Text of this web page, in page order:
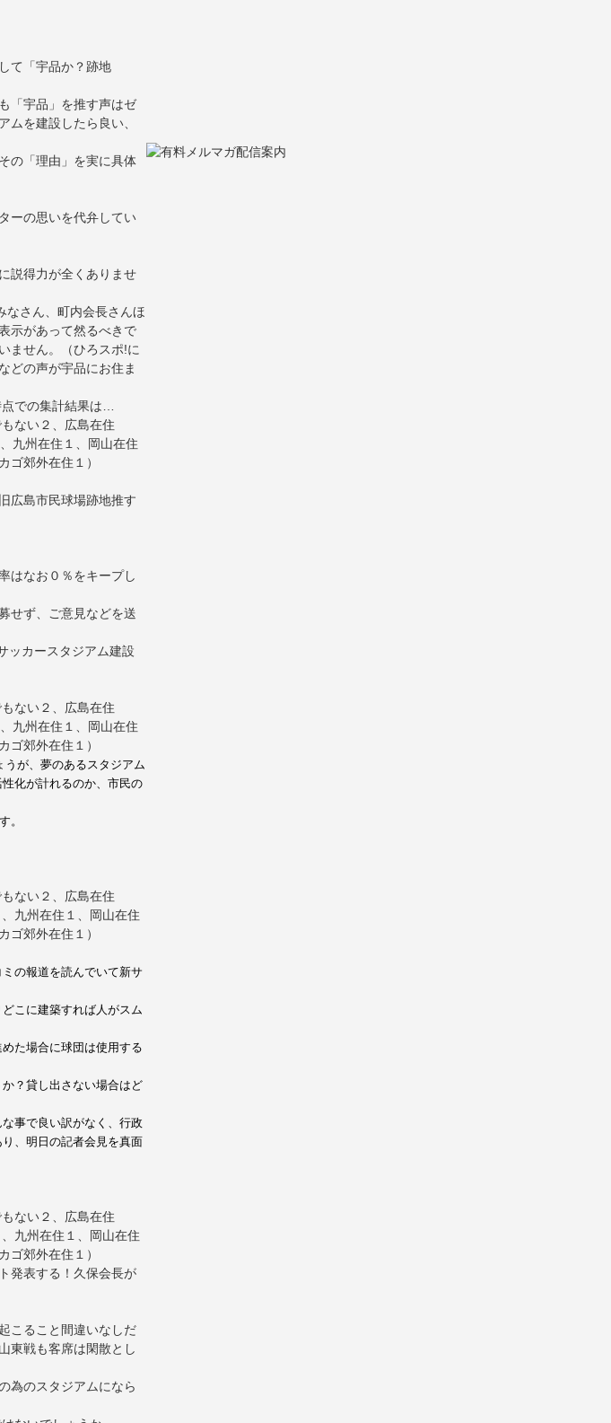
て「宇品か？跡地
「宇品」を推す声はゼ
ムを建設したら良い、
の「理由」を実に具体
ーの思いを代弁してい
説得力が全くありませ
なさん、町内会長さんほ
示があって然るべきで
ません。（ひろスポ!に
どの声が宇品にお住ま
での集計結果は…
ない２、広島在住
九州在住１、岡山在住
ゴ郊外在住１）
広島市民球場跡地推す
はなお０％をキープし
せず、ご意見などを送
ッカースタジアム建設
ない２、広島在住
九州在住１、岡山在住
ゴ郊外在住１）
が、夢のあるスタジアム
化が計れるのか、市民の
。
ない２、広島在住
九州在住１、岡山在住
ゴ郊外在住１）
の報道を読んでいて新サ
こに建築すれば人がスム
た場合に球団は使用する
？貸し出さない場合はど
事で良い訳がなく、行政
、明日の記者会見を真面
ない２、広島在住
九州在住１、岡山在住
ゴ郊外在住１）
発表する！久保会長が
こること間違いなしだ
東戦も客席は閑散とし
為のスタジアムになら